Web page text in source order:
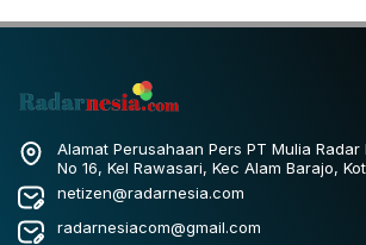
Alamat Perusahaan Pers PT Mulia Radar
No 16, Kel Rawasari, Kec Alam Barajo,
netizen@radarnesia.com
radarnesiacom@gmail.com